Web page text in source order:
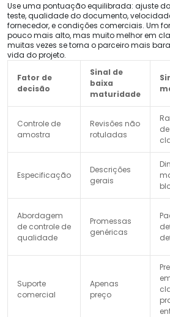
Use uma pontuação equilibrada: ajuste
teste, qualidade do documento,
fornecedor, e condições comerciais. Um
pouco mais alto, mas muito melhor em
muitas vezes se torna o parceiro mais
vida do projeto.
Fator de
decisão
Sinal de
baixa
maturidade
Controle de
amostra
Revisões não
rotuladas
Especificação
Descrições
gerais
Abordagem
de controle de
qualidade
Promessas
genéricas
Suporte
comercial
Apenas
preço